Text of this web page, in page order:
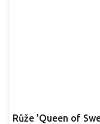
Růže 'Queen of